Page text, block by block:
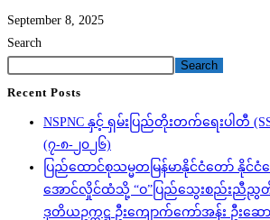
September 8, 2025
Search
Search
Recent Posts
NSPNC နှင့် ရှမ်းပြည်တိုးတက်ရေးပါတီ
(၇-၈-၂၀၂၆)
ပြည်ထောင်စုသမ္မတမြန်မာနိုင်ငံတော် နိုင်ငံ
အောင်လှိုင်ထံသို့ “ဝ”ပြည်သွေးစည်းညီညွတ်ရ
ဒုတိယဥက္ကဋ္ဌ ဦးကျောက်ကော်အန်း ဦး